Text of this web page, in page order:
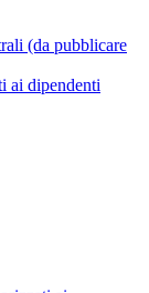
(da pubblicare
ai dipendenti